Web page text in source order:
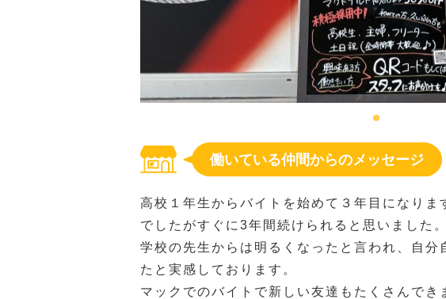
働いている仲間からのメッセージ
高校１年生からバイトを始めて３年目になりま
でしたがすぐに3年間続けられると思いました。
学校の先生からは明るくなったと言われ、自分
たと実感しております。
マックでのバイトで新しい友達もたくさんでき